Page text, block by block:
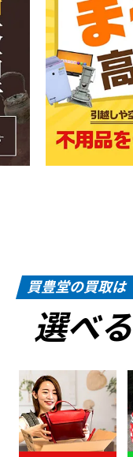
買豊堂の買取は
選べる